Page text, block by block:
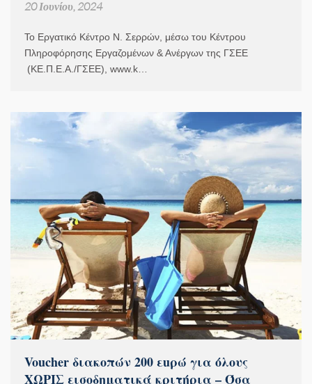
20 Ιουνίου, 2024
Το Εργατικό Κέντρο Ν. Σερρών, μέσω του Κέντρου
Πληροφόρησης Εργαζομένων & Ανέργων της ΓΣΕΕ
(ΚΕ.Π.Ε.Α./ΓΣΕΕ), www.k…
Voucher διακοπών 200 εuρώ για όλους
ΧΩΡΙΣ εισοδηματικά κριτήρια – Όσα